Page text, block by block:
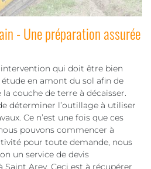
- Une préparation assurée
qui doit être bien
en amont du sol afin de
couche de terre à décaisser.
déterminer l’outillage à utiliser
Ce n’est une fois que ces
pouvons commencer à
pour toute demande, nous
un service de devis
Arey. Ceci est à récupérer